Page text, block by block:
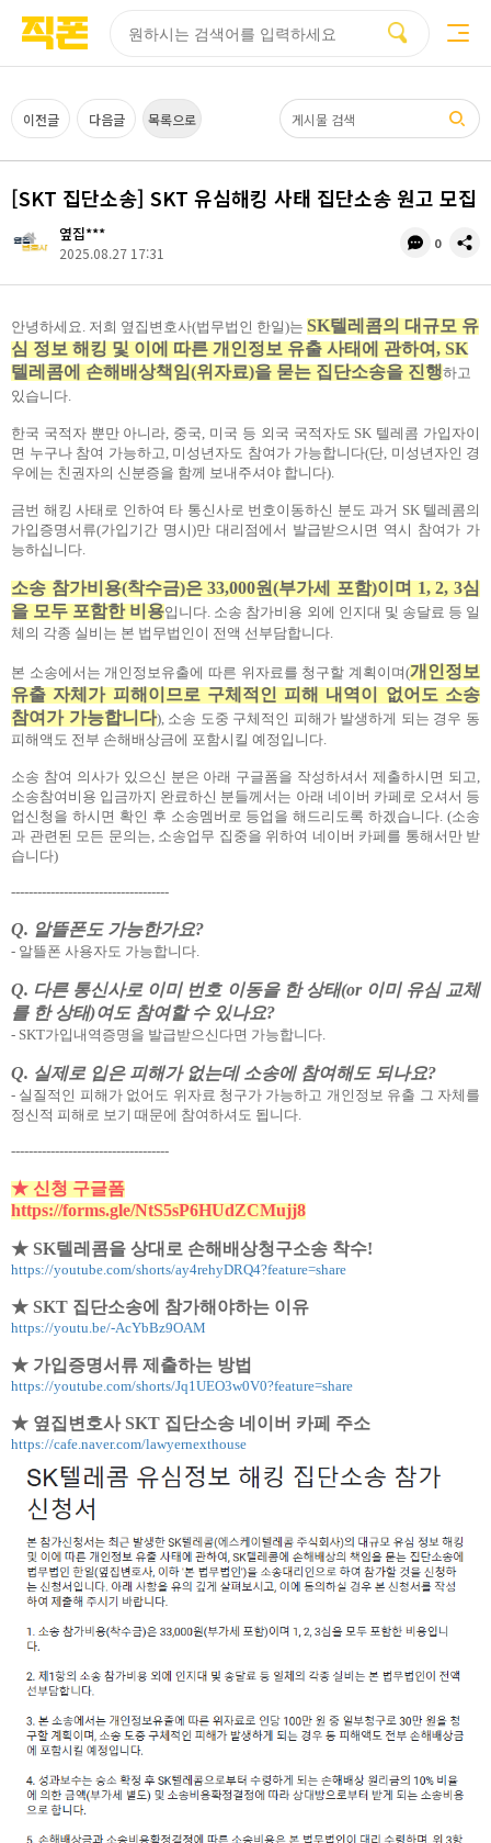
이전글 다음글 목록으로
[SKT 집단소송] SKT 유심해킹 사태 집단소송 원고 모집
옆집***
2025.08.27 17:31
댓
수
0
공
안녕하세요. 저희 옆집변호사(법무법인 한일)는 SK텔레콤의 대규모 유
심 정보 해킹 및 이에 따른 개인정보 유출 사태에 관하여, SK
텔레콤에 손해배상책임(위자료)을 묻는 집단소송을 진행하고
있습니다.
한국 국적자 뿐만 아니라, 중국, 미국 등 외국 국적자도 SK 텔레콤 가입자이
면 누구나 참여 가능하고, 미성년자도 참여가 가능합니다(단, 미성년자인 경
우에는 친권자의 신분증을 함께 보내주셔야 합니다).
금번 해킹 사태로 인하여 타 통신사로 번호이동하신 분도 과거 SK 텔레콤의
가입증명서류(가입기간 명시)만 대리점에서 발급받으시면 역시 참여가 가
능하십니다.
소송 참가비용(착수금)은 33,000원(부가세 포함)이며 1, 2, 3심
을 모두 포함한 비용입니다. 소송 참가비용 외에 인지대 및 송달료 등 일
체의 각종 실비는 본 법무법인이 전액 선부담합니다.
본 소송에서는 개인정보유출에 따른 위자료를 청구할 계획이며(개인정보
유출 자체가 피해이므로 구체적인 피해 내역이 없어도 소송
참여가 가능합니다), 소송 도중 구체적인 피해가 발생하게 되는 경우 동
피해액도 전부 손해배상금에 포함시킬 예정입니다.
소송 참여 의사가 있으신 분은 아래 구글폼을 작성하셔서 제출하시면 되고,
소송참여비용 입금까지 완료하신 분들께서는 아래 네이버 카페로 오셔서 등
업신청을 하시면 확인 후 소송멤버로 등업을 해드리도록 하겠습니다. (소송
과 관련된 모든 문의는, 소송업무 집중을 위하여 네이버 카페를 통해서만 받
습니다)
------------------------------------
Q. 알뜰폰도 가능한가요?
- 알뜰폰 사용자도 가능합니다.
Q. 다른 통신사로 이미 번호 이동을 한 상태(or 이미 유심 교체
를 한 상태)여도 참여할 수 있나요?
- SKT가입내역증명을 발급받으신다면 가능합니다.
Q. 실제로 입은 피해가 없는데 소송에 참여해도 되나요?
- 실질적인 피해가 없어도 위자료 청구가 가능하고 개인정보 유출 그 자체를
정신적 피해로 보기 때문에 참여하셔도 됩니다.
------------------------------------
★ 신청 구글폼
https://forms.gle/NtS5sP6HUdZCMujj8
★ SK텔레콤을 상대로 손해배상청구소송 착수!
https://youtube.com/shorts/ay4rehyDRQ4?feature=share
★ SKT 집단소송에 참가해야하는 이유
https://youtu.be/-AcYbBz9OAM
★ 가입증명서류 제출하는 방법
https://youtube.com/shorts/Jq1UEO3w0V0?feature=share
★ 옆집변호사 SKT 집단소송 네이버 카페 주소
https://cafe.naver.com/lawyernexthouse
페이지
페이지
페이지
페이지